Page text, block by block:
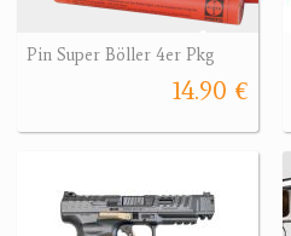
Pin Super Böller 4er Pkg
14.90 €